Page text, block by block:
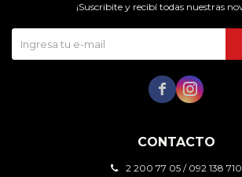
CONTACTO
2 200 77 05 / 092 138 710
¡Suscribite y recibí todas nuestras
 